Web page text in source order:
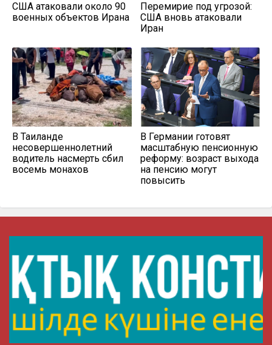
США атаковали около 90
военных объектов Ирана
Перемирие под угрозой:
США вновь атаковали
Иран
В Таиланде
несовершеннолетний
водитель насмерть сбил
восемь монахов
В Германии готовят
масштабную пенсионную
реформу: возраст выхода
на пенсию могут
повысить